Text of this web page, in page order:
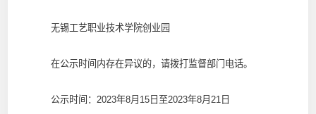
无锡工艺职业技术学院创业园
在公示时间内存在异议的，请拨打监督部门电话。
公示时间：2023年8月15日至2023年8月21日